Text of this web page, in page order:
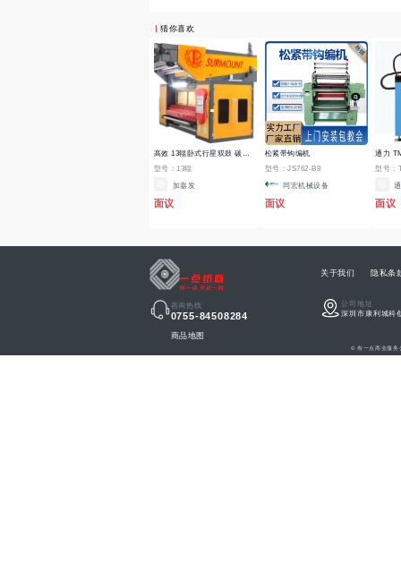
猜你喜欢
高效 13辊卧式行星双鼓 碳素磨毛(擦毛)机
型号：13辊
加嘉发
面议
松紧带钩编机
型号：JS762-B8
同宏机械设备
面议
型号：
面议
咨询热线
0755-84508284
商品地图
关于我们 隐私条
公司地址
深圳市康利城科
© 有一点商业服